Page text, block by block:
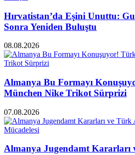
Hırvatistan’da Eşini Unuttu:
Sonra Yeniden Buluştu
08.08.2026
Almanya Bu Formayı
München Nike Trikot Sürprizi
07.08.2026
Almanya Jugendamt Kararları